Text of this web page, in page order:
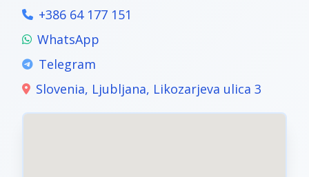
+386 64 177 151
WhatsApp
Telegram
Slovenia, Ljubljana, Likozarjeva ulica 3